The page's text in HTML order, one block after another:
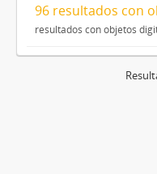
96 resultados con
resultados con objetos